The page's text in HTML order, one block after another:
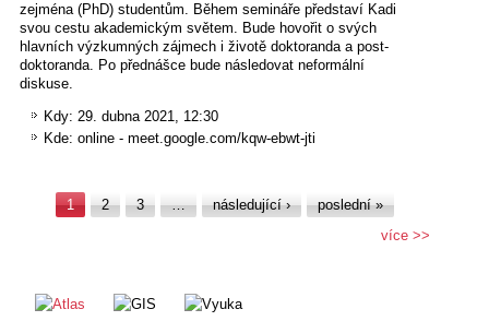
zejména (PhD) studentům. Během semináře představí Kadi
svou cestu akademickým světem. Bude hovořit o svých
hlavních výzkumných zájmech i životě doktoranda a post-
doktoranda. Po přednášce bude následovat neformální
diskuse.
Kdy: 29. dubna 2021, 12:30
Kde: online - meet.google.com/kqw-ebwt-jti
Stránky
1 2 3 … následující ›
poslední »
více >>